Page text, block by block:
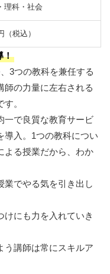
理科・社会
税込）
！
3つの教科を兼任する
師の力量に左右される
。
一で良質な教育サービ
導入。1つの教科につい
よる授業だから、わか
業でやる気を引き出し
けにも力を入れていき
う講師は常にスキルア